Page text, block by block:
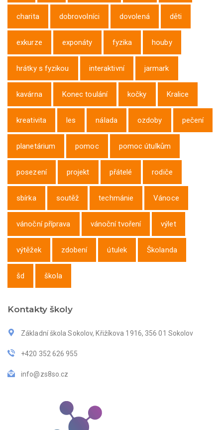
charita dobrovolníci dovolená děti
exkurze exponáty fyzika houby
hrátky s fyzikou interaktivní jarmark
kavárna Konec toulání kočky Kralice
kreativita les nálada ozdoby pečení
planetárium pomoc pomoc útulkům
posezení projekt přátelé rodiče
sbírka soutěž techmánie Vánoce
vánoční příprava vánoční tvoření výlet
výtěžek zdobení útulek Školanda
šd škola
Kontakty školy
Základní škola Sokolov, Křižíkova 1916, 356 01 Sokolov
+420 352 626 955
info@zs8so.cz